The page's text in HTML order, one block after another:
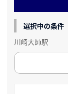
選択中の条件
川崎大師駅